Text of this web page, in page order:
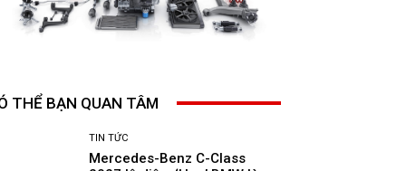
THỂ BẠN QUAN TÂM
TIN TỨC
Mercedes-Benz C-Class